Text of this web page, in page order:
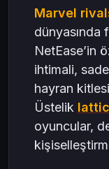
Marvel
dünyasında
NetEase’in
ihtimali,
hayran
Üstelik
oyuncular,